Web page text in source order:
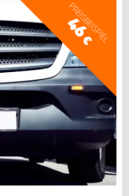
PREISBEISPIEL
46
€